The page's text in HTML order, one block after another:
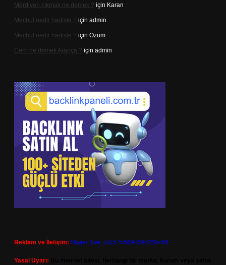
Merdiven çıkmak ne demek ? için Karan
Mechul nedir hadiste ? için admin
Mechul nedir hadiste ? için Özüm
Cerh ne demek Arapça ? için admin
Reklam ve İletişim: Skype: live:.cid.575569c608265c69
Yasal Uyarı: